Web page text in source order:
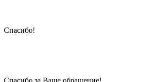
Cпасибо!
Cпасибо за Ваше обращение!